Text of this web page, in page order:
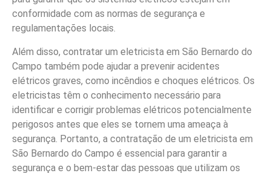
conformidade com as normas de segurança e
regulamentações locais.
Além disso, contratar um eletricista em São Bernardo do
Campo também pode ajudar a prevenir acidentes
elétricos graves, como incêndios e choques elétricos. Os
eletricistas têm o conhecimento necessário para
identificar e corrigir problemas elétricos potencialmente
perigosos antes que eles se tornem uma ameaça à
segurança. Portanto, a contratação de um eletricista em
São Bernardo do Campo é essencial para garantir a
segurança e o bem-estar das pessoas que utilizam os